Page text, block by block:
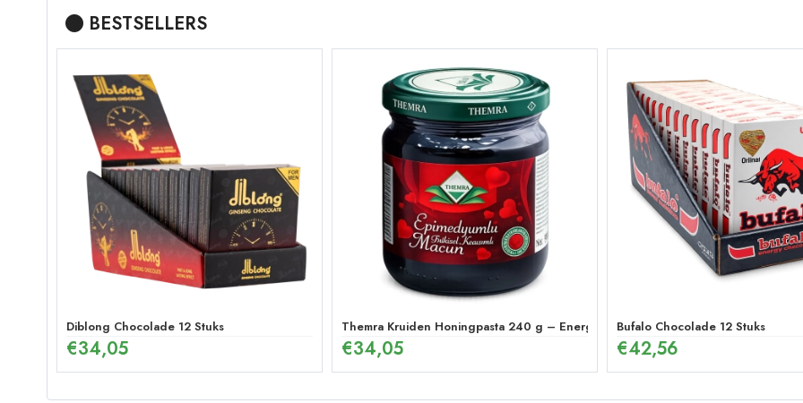
BESTSELLERS
Diblong Chocolade 12 Stuks
€34,05
Themra Kruiden Honingpasta 240 g – Energetische Mix
€34,05
Bufalo Chocolade 12 Stuks
€42,56